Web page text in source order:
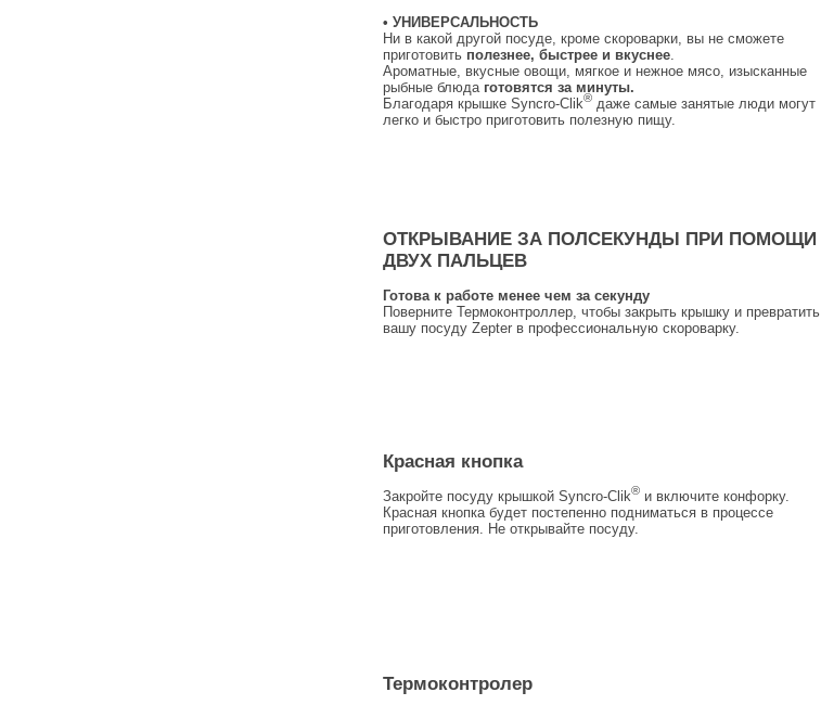
• УНИВЕРСАЛЬНОСТЬ
Ни в какой другой посуде, кроме скороварки, вы не сможете
приготовить полезнее, быстрее и вкуснее.
Ароматные, вкусные овощи, мягкое и нежное мясо, изысканные
рыбные блюда готовятся за минуты.
Благодаря крышке Syncro-Clik® даже самые занятые люди могут
легко и быстро приготовить полезную пищу.
ОТКРЫВАНИЕ ЗА ПОЛСЕКУНДЫ ПРИ ПОМОЩИ
ДВУХ ПАЛЬЦЕВ
Готова к работе менее чем за секунду
Поверните Термоконтроллер, чтобы закрыть крышку и превратить
вашу посуду Zepter в профессиональную скороварку.
Красная кнопка
Закройте посуду крышкой Syncro-Clik® и включите конфорку.
Красная кнопка будет постепенно подниматься в процессе
приготовления. Не открывайте посуду.
Термоконтролер